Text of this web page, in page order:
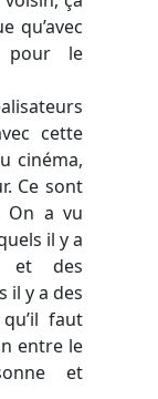
qu’avec
pour le
cette
cinéma,
Ce sont
On a vu
il y a
et des
il y a des
faut
entre le
et